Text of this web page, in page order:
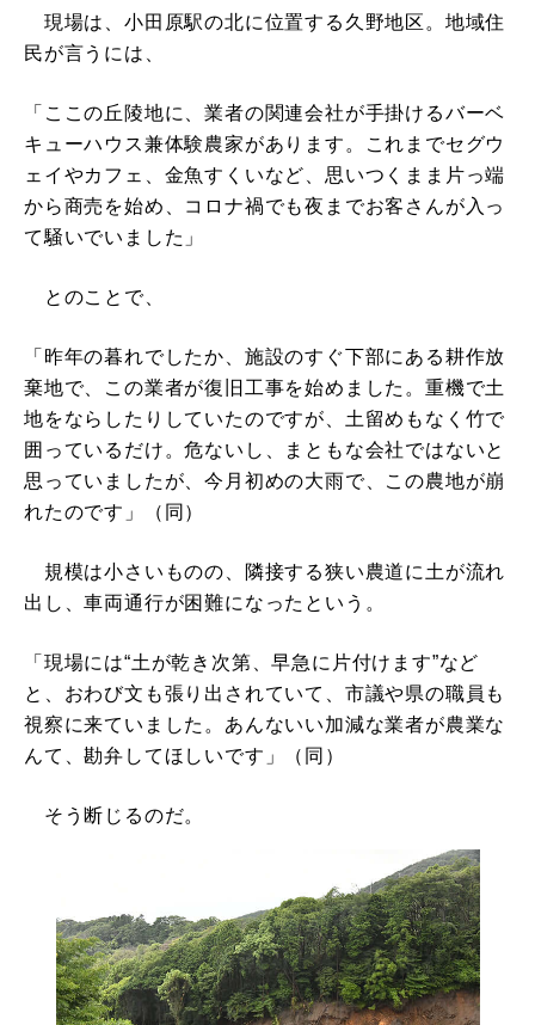
現場は、小田原駅の北に位置する久野地区。地域住
民が言うには、
「ここの丘陵地に、業者の関連会社が手掛けるバーベ
キューハウス兼体験農家があります。これまでセグウ
ェイやカフェ、金魚すくいなど、思いつくまま片っ端
から商売を始め、コロナ禍でも夜までお客さんが入っ
て騒いでいました」
とのことで、
「昨年の暮れでしたか、施設のすぐ下部にある耕作放
棄地で、この業者が復旧工事を始めました。重機で土
地をならしたりしていたのですが、土留めもなく竹で
囲っているだけ。危ないし、まともな会社ではないと
思っていましたが、今月初めの大雨で、この農地が崩
れたのです」（同）
規模は小さいものの、隣接する狭い農道に土が流れ
出し、車両通行が困難になったという。
「現場には“土が乾き次第、早急に片付けます”など
と、おわび文も張り出されていて、市議や県の職員も
視察に来ていました。あんないい加減な業者が農業な
んて、勘弁してほしいです」（同）
そう断じるのだ。